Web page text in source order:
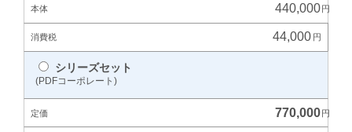
440,000
44,000
シリーズセット
(PDFコーポレート)
770,000